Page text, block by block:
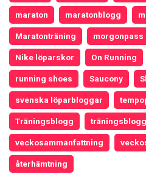
maraton maratonblogg
Maratonträning morgonpass
Nike löparskor On Running
running shoes Saucony
svenska löparbloggar
Träningsblogg
veckosammanfattning
återhämtning